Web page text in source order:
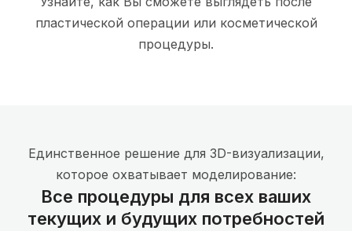
пластической операции или косметической
процедуры.
Единственное решение для 3D-визуализации,
которое охватывает моделирование:
Все процедуры для всех ваших
текущих и будущих потребностей